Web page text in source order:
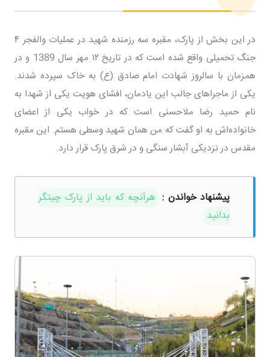
در این بخش از پارک، مقبره سه رزمنده شهید در عملیات والفجر ۴
جنگ تحمیلی واقع شده است که در تاریخ ۱۲ مهر سال 1389 و در
همزمان با سالروز شهادت امام صادق (ع) به خاک سپرده شدند.
یکی از ماجراهای جالب این یادمان، افشای هویت یکی از شهدا به
نام حمید رضا ملاحسنی است که در خواب یکی از اعضای
خانواده‌اش به او گفت که من همان شهید وسطی هستم. این مقبره
مقدس در نزدیکی آبشار سنگی و در شرق پارک قرار دارد.
پیشنهاد خواندن : هرآنچه که باید از پارک چیتگر
بدانید